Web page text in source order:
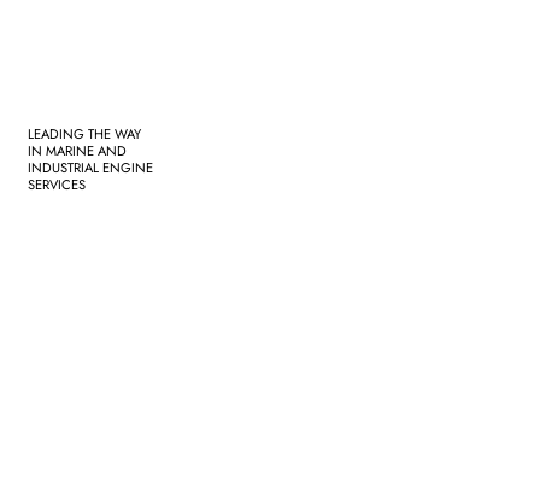
LEADING THE WAY
IN MARINE AND
INDUSTRIAL ENGINE
SERVICES